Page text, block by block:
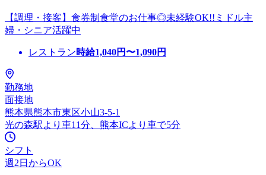
【調理・接客】食券制食堂のお仕事◎未経験OK!!ミドル主
婦・シニア活躍中
レストラン時給1,040円〜1,090円
勤務地
面接地
熊本県熊本市東区小山3-5-1
光の森駅より車11分、熊本ICより車で5分
シフト
週2日からOK